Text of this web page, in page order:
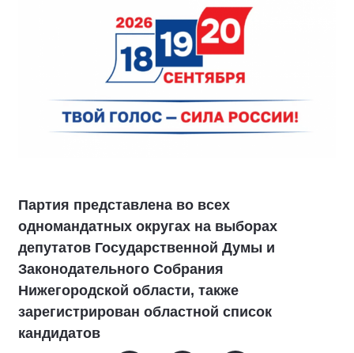
Партия представлена во всех
одномандатных округах на выборах
депутатов Государственной Думы и
Законодательного Собрания
Нижегородской области, также
зарегистрирован областной список
кандидатов